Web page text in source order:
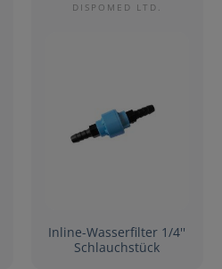
DISPOMED LTD.
Inline-Wasserfilter 1/4''
Schlauchstück